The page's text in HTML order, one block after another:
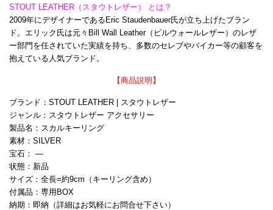
STOUT LEATHER（スタウトレザー） とは？
2009年にデザイナーであるEric Staudenbauer氏が立ち上げたブラン
ド。エリック氏は元々Bill Wall Leather（ビルウォールレザー）のレザ
ー部門を任されていた実績を持ち、多数のセレブやバイカー等の顧客を
抱えている人気ブランド。
【商品説明】
ブランド：STOUT LEATHER | スタウトレザー
ジャンル：スタウトレザー アクセサリー
製品名：スカルキーリング
素材：SILVER
宝石： ―
状態：新品
サイズ：全長=約9cm（キーリング含め）
付属品：専用BOX
納期：即納（詳細はお気軽にお問合せ下さい）